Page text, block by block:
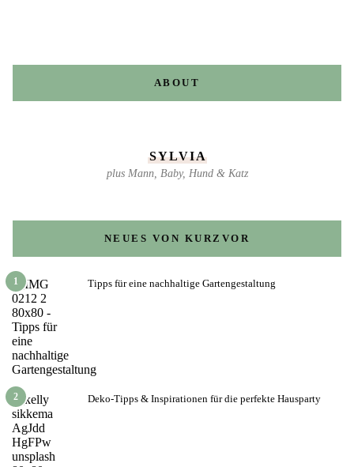
ABOUT
SYLVIA
plus Mann, Baby, Hund & Katz
NEUES VON KURZVOR
1 Tipps für eine nachhaltige Gartengestaltung
2 Deko-Tipps & Inspirationen für die perfekte Hausparty